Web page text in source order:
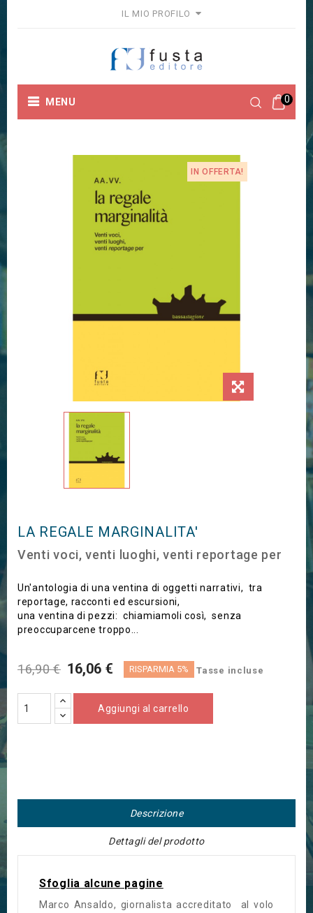
IL MIO PROFILO
0
MENU
IN OFFERTA!
LA REGALE MARGINALITA'
Venti voci, venti luoghi, venti reportage per
Un'antologia di una ventina di oggetti narrativi, tra
reportage, racconti ed escursioni,
una ventina di pezzi: chiamiamoli così, senza
preoccuparcene troppo...
16,90 € 16,06 € RISPARMIA 5% Tasse incluse
Aggiungi al carrello
Descrizione
Dettagli del prodotto
Sfoglia alcune pagine
Marco Ansaldo, giornalista accreditato al volo